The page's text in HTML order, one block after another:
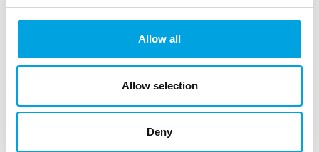
Allow all
Allow selection
Deny
muoto joulutonttu / puutarhatonttu (Gnome)
materiaali laadukas, elintarvikekäyttöön
tarkoitettu silikoni
uunin kestävä (max 200°C )
Massakoristeet: Paina massa huolellisesti muottiin ja